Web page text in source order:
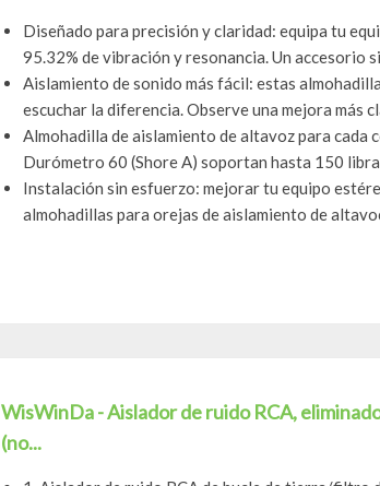
Diseñado para precisión y claridad: equipa tu
95.32% de vibración y resonancia. Un accesorio
Aislamiento de sonido más fácil: estas
escuchar la diferencia. Observe una mejora más
Almohadilla de aislamiento de altavoz para
Durómetro 60 (Shore A) soportan hasta 150
Instalación sin esfuerzo: mejorar tu equipo
almohadillas para orejas de aislamiento de
WisWinDa - Aislador de ruido RCA,
(no...